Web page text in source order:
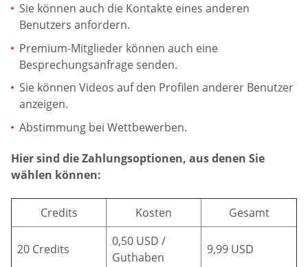
Sie können auch die Kontakte eines anderen
Benutzers anfordern.
Premium-Mitglieder können auch eine
Besprechungsanfrage senden.
Sie können Videos auf den Profilen anderer Benutzer
anzeigen.
Abstimmung bei Wettbewerben.
Hier sind die Zahlungsoptionen, aus denen Sie
wählen können:
Credits Kosten Gesamt
20 Credits
0,50 USD /
Guthaben
9,99 USD